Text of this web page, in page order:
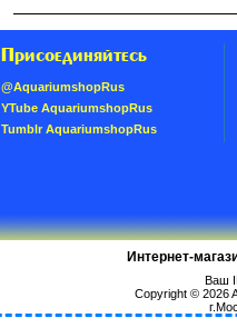
Присоединяйтесь
@AquariumshopRus
YTube AquariumshopRus
Tumblr AquariumshopRus
Интернет-
Ваш
Copyright © 2026